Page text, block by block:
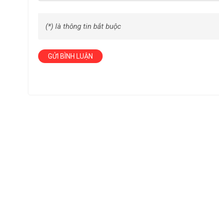
(*) là thông tin bắt buộc
GỬI BÌNH LUẬN